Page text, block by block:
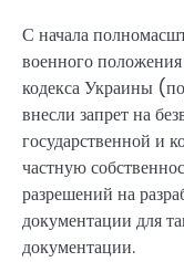
С начала
военного
кодекса Украины
внесли запрет на
государственной и
частную
разрешений на
документации для
документации.